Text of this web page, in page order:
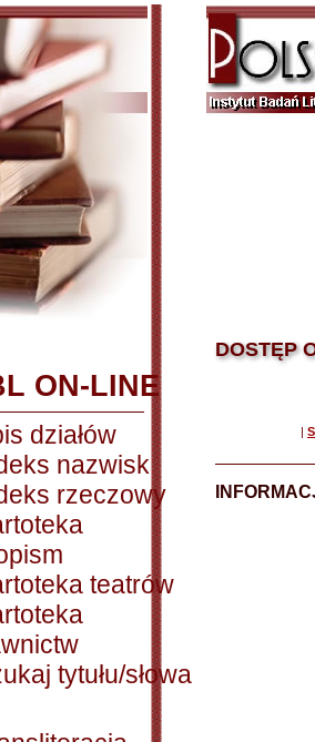
ON-LINE
działów
nazwisk
rzeczowy
teatrów
tytułu/słowa
DOSTĘP
|